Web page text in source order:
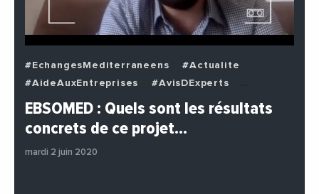
#EchangesMediterraneens
#Actualite
#AideAuxEntreprises
#AvisDExperts
#BuzzNews
#Decideurs
#Entreprises
#Institutions
EBSOMED : Quels sont les résultats
concrets de ce projet…
mardi 2 juin 2020